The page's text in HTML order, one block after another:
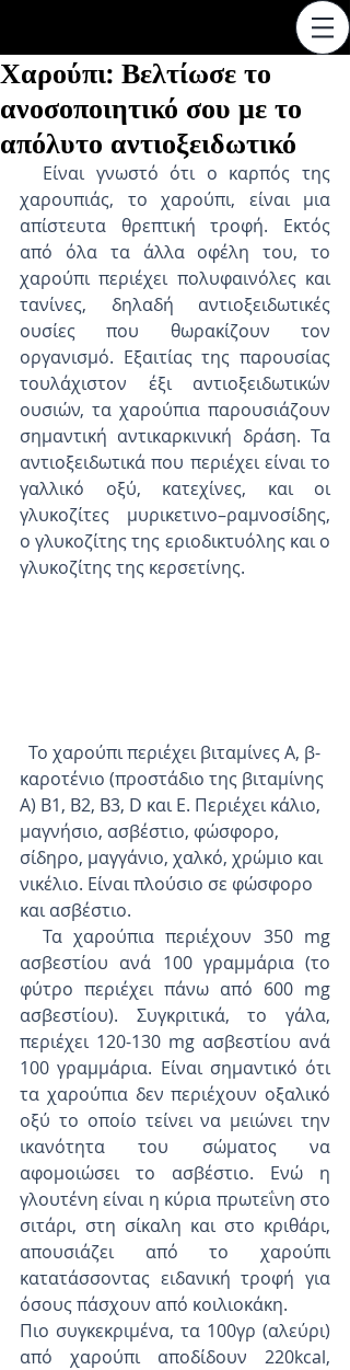
Χαρούπι: Βελτίωσε το
ανοσοποιητικό σου με το
απόλυτο αντιοξειδωτικό
χαρουπιάς, το χαρούπι, είναι μια
απίστευτα θρεπτική τροφή. Εκτός
από όλα τα άλλα οφέλη του, το
χαρούπι περιέχει πολυφαινόλες και
τανίνες, δηλαδή αντιοξειδωτικές
ουσίες που θωρακίζουν τον
οργανισμό. Εξαιτίας της παρουσίας
τουλάχιστον έξι αντιοξειδωτικών
ουσιών, τα χαρούπια παρουσιάζουν
σημαντική αντικαρκινική δράση. Τα
αντιοξειδωτικά που περιέχει είναι το
γαλλικό οξύ, κατεχίνες, και οι
γλυκοζίτες μυρικετινο–ραμνοσίδης,
ο γλυκοζίτης της εριοδικτυόλης και ο
γλυκοζίτης της κερσετίνης.
καροτένιο (προστάδιο της βιταμίνης
Α) B1, B2, B3, D και E. Περιέχει κάλιο,
μαγνήσιο, ασβέστιο, φώσφορο,
σίδηρο, μαγγάνιο, χαλκό, χρώμιο και
νικέλιο. Είναι πλούσιο σε φώσφορο
και ασβέστιο.
ασβεστίου ανά 100 γραμμάρια (το
φύτρο περιέχει πάνω από 600 mg
ασβεστίου). Συγκριτικά, το γάλα,
περιέχει 120-130 mg ασβεστίου ανά
100 γραμμάρια. Είναι σημαντικό ότι
τα χαρούπια δεν περιέχουν οξαλικό
οξύ το οποίο τείνει να μειώνει την
ικανότητα του σώματος να
αφομοιώσει το ασβέστιο. Ενώ η
γλουτένη είναι η κύρια πρωτεΐνη στο
σιτάρι, στη σίκαλη και στο κριθάρι,
απουσιάζει από το χαρούπι
κατατάσσοντας ειδανική τροφή για
όσους πάσχουν από κοιλιοκάκη.
Πιο συγκεκριμένα, τα 100γρ (αλεύρι)
από χαρούπι αποδίδουν 220kcal,